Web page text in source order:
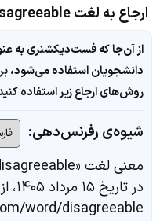
ارجاع به لغت disagreeable
از آن‌جا که فست‌دیکشنری به
دانشجویان استفاده می‌شود،
روش‌های ارجاع زیر استفاده
شیوه‌ی رفرنس‌دهی:
معنی لغت «disagreeable» در
در تاریخ ۱۵ مرداد ۱۴۰۵، از
word/disagreeable